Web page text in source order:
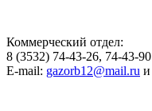
Коммерческий отдел:
8 (3532) 74-43-26, 74-43-90
E-mail: gazorb12@mail.ru и